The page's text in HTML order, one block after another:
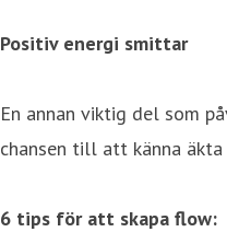
Positiv energi smittar
En annan viktig del som
chansen till att känna
6 tips för att skapa flow: